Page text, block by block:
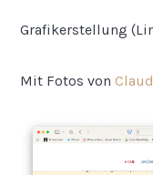
Grafikerstellung
Mit Fotos von